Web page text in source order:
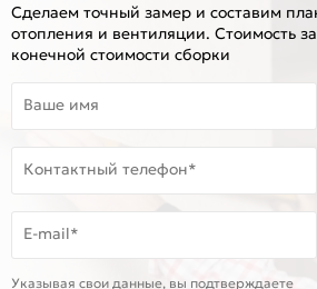
Сделаем точный замер и составим
отопления и вентиляции. Стоимость
конечной стоимости сборки
Ваше имя
Контактный телефон*
E-mail*
Указывая свои данные, вы подтверждаете